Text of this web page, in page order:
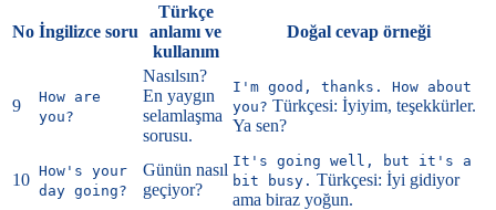
No İngilizce soru
Türkçe
anlamı ve
kullanım
Doğal cevap örneği
9
How are
you?
Nasılsın?
En yaygın
selamlaşma
sorusu.
I'm good, thanks. How about
you? Türkçesi: İyiyim, teşekkürler.
Ya sen?
10 How's your
day going?
Günün nasıl
geçiyor?
It's going well, but it's a
bit busy. Türkçesi: İyi gidiyor
ama biraz yoğun.